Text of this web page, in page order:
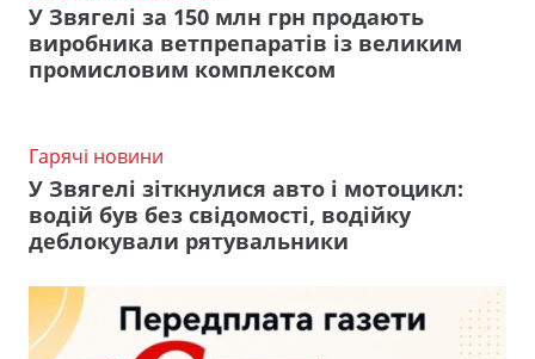
У Звягелі за 150 млн грн продають
виробника ветпрепаратів із великим
промисловим комплексом
Гарячі новини
У Звягелі зіткнулися авто і мотоцикл:
водій був без свідомості, водійку
деблокували рятувальники